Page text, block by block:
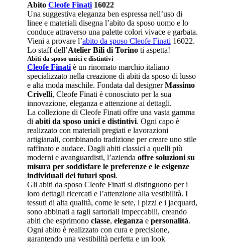
Abito Cleofe Finati16022
Una suggestiva eleganza ben espressa nell’uso di
linee e materiali disegna l’abito da sposo uomo e lo
conduce attraverso una palette colori vivace e garbata.
Vieni a provare l’abito da sposo Cleofe Finati 16022.
Lo staff dell’Atelier Bili di Torinoti aspetta!
Abiti da sposo unici e distintivi
Cleofe Finatiè un rinomato marchio italiano
specializzato nella creazione di abiti da sposo di lusso
e alta moda maschile. Fondata dal designerMassimo
Crivelli, Cleofe Finati è conosciuto per la sua
innovazione, eleganza e attenzione ai dettagli.
La collezione di Cleofe Finati offre una vasta gamma
di abiti da sposo unici e distintivi. Ogni capo è
realizzato con materiali pregiati e lavorazioni
artigianali, combinando tradizione per creare uno stile
raffinato e audace. Dagli abiti classici a quelli più
moderni e avanguardisti, l’azienda offre soluzioni su
misura per soddisfare le preferenze e le esigenze
individuali dei futuri sposi.
Gli abiti da sposo Cleofe Finati si distinguono per i
loro dettagli ricercati e l’attenzione alla vestibilità. I
tessuti di alta qualità, come le sete, i pizzi e i jacquard,
sono abbinati a tagli sartoriali impeccabili, creando
abiti che esprimono classe, eleganza e personalità.
Ogni abito è realizzato con cura e precisione,
garantendo una vestibilità perfetta e un look